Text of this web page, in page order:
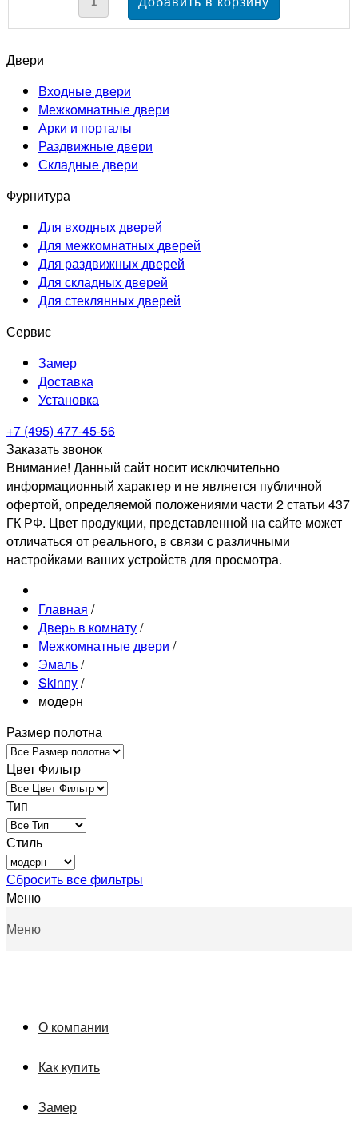
Двери
Входные двери
Межкомнатные двери
Арки и порталы
Раздвижные двери
Складные двери
Фурнитура
Для входных дверей
Для межкомнатных дверей
Для раздвижных дверей
Для складных дверей
Для стеклянных дверей
Сервис
Замер
Доставка
Установка
+7 (495) 477-45-56
Заказать звонок
Внимание! Данный сайт носит исключительно
информационный характер и не является публичной
офертой, определяемой положениями части 2 статьи 437
ГК РФ. Цвет продукции, представленной на сайте может
отличаться от реального, в связи с различными
настройками ваших устройств для просмотра.
Главная /
Дверь в комнату/
Межкомнатные двери /
Эмаль/
Skinny/
модерн
Размер полотна
Цвет Фильтр
Тип
Стиль
Сбросить все фильтры
Меню
Меню
О компании
Как купить
Замер